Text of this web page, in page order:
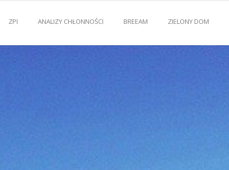
ZPI ANALIZY CHŁONNOŚCI BREEAM ZIELONY DOM